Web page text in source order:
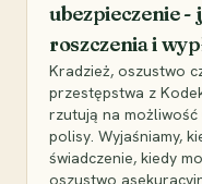
ubezpieczenie -
roszczenia i
Kradzież, oszustwo
przestępstwa z
rzutują na
polisy. Wyjaśniamy,
świadczenie, kiedy
oszustwo